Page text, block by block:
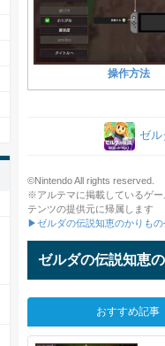
操作方法
ゼル
©Nintendo All rights reserved.
※アルテマに掲載しているゲ
テンツの提供元に帰属します
▶ゼルダの伝説知恵のかりもの
ゼルダの伝説知恵
おすすめ記事